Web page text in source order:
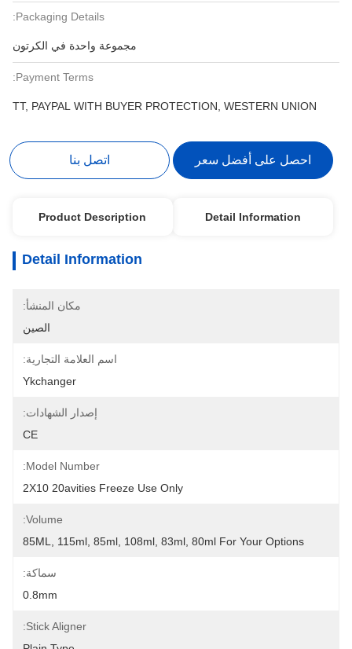
Packaging Details:
مجموعة واحدة في الكرتون
Payment Terms:
TT, PAYPAL WITH BUYER PROTECTION, WESTERN UNION
احصل على أفضل سعر اتصل بنا
Detail Information
Product Description
Detail Information
مكان المنشأ:
الصين
اسم العلامة التجارية:
Ykchanger
إصدار الشهادات:
CE
Model Number:
2X10 20avities Freeze Use Only
Volume:
85ML, 115ml, 85ml, 108ml, 83ml, 80ml For Your Options
سماكة:
0.8mm
Stick Aligner: